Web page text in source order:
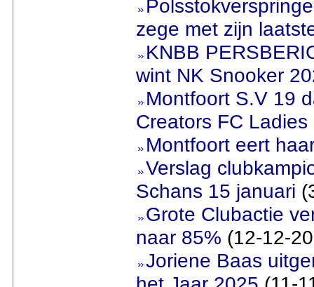
zege met zijn
KNBB
wint NK Snooker
Montfoort S.V 19
Creators FC Ladies
Montfoort eert
Verslag
Schans 15 januari
Grote Clubactie
naar 85% (12-12-
Joriene Baas